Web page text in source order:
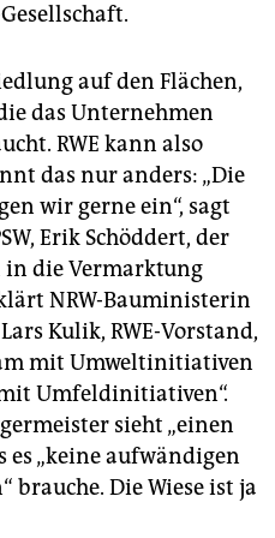
auf den Flächen,
das Unternehmen
RWE kann also
das nur anders: „Die
wir gerne ein“, sagt
Erik Schöddert, der
in die Vermarktung
NRW-Bauministerin
Kulik, RWE-Vorstand,
mit Umweltinitiativen
Umfeldinitiativen“.
sieht „einen
es „keine aufwändigen
brauche. Die Wiese ist ja